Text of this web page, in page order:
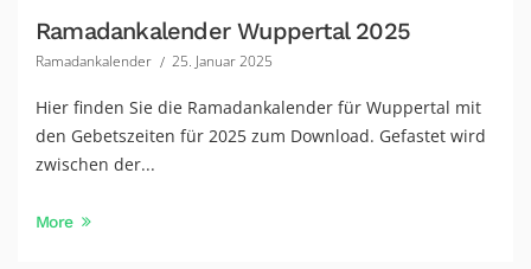
Ramadankalender Wuppertal 2025
Ramadankalender 25. Januar 2025
Hier finden Sie die Ramadankalender für Wuppertal mit
den Gebetszeiten für 2025 zum Download. Gefastet wird
zwischen der...
More